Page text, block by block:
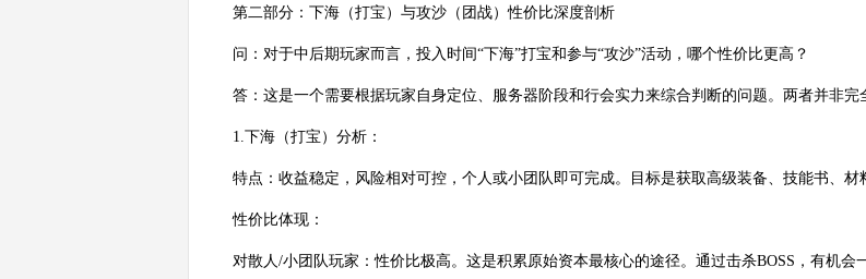
第二部分：下海（打宝）与攻沙（团战）性价比深度剖析
问：对于中后期玩家而言，投入时间“下海”打宝和参与“攻沙”活动，哪个性价比更高？
答：这是一个需要根据玩家自身定位、服务器阶段和行会实力来综合判断的问题。两者并非完
1.下海（打宝）分析：
特点：收益稳定，风险相对可控，个人或小团队即可完成。目标是获取高级装备、技能书、材
性价比体现：
对散人/小团队玩家：性价比极高。这是积累原始资本最核心的途径。通过击杀BOSS，有机会